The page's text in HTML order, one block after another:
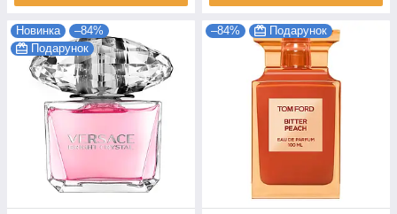
Новинка
–84%
Подарунок
–84% Подарунок